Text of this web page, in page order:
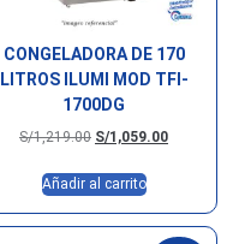
CONGELADORA DE 170
LITROS ILUMI MOD TFI-
1700DG
S/1,219.00 S/1,059.00
Añadir al carrito